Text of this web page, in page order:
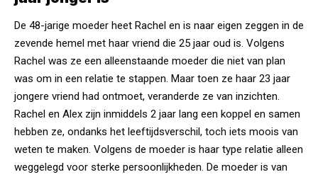
De 48-jarige moeder heet Rachel en is naar eigen zeggen in de
zevende hemel met haar vriend die 25 jaar oud is. Volgens
Rachel was ze een alleenstaande moeder die niet van plan
was om in een relatie te stappen. Maar toen ze haar 23 jaar
jongere vriend had ontmoet, veranderde ze van inzichten.
Rachel en Alex zijn inmiddels 2 jaar lang een koppel en samen
hebben ze, ondanks het leeftijdsverschil, toch iets moois van
weten te maken. Volgens de moeder is haar type relatie alleen
weggelegd voor sterke persoonlijkheden. De moeder is van